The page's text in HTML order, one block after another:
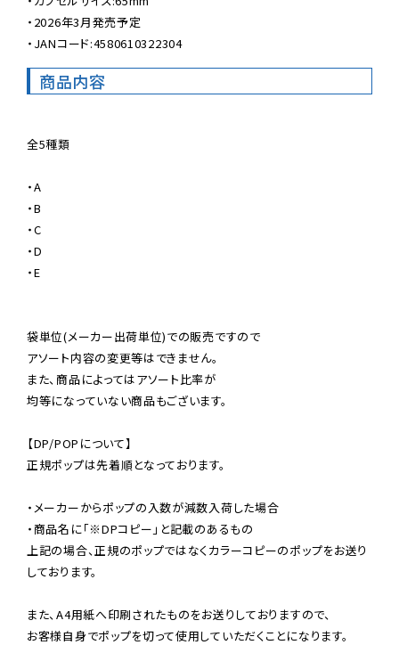
・2026年3月発売予定
・JANコード:4580610322304
商品内容
全5種類
・A
・B
・C
・D
・E
袋単位(メーカー出荷単位)での販売ですので
アソート内容の変更等はできません。
また、商品によってはアソート比率が
均等になっていない商品もございます。
【DP/POPについて】
正規ポップは先着順となっております。
・メーカーからポップの入数が減数入荷した場合
・商品名に「※DPコピー」と記載のあるもの
上記の場合、正規のポップではなくカラーコピーのポップをお送り
しております。
また、A4用紙へ印刷されたものをお送りしておりますので、
お客様自身でポップを切って使用していただくことになります。